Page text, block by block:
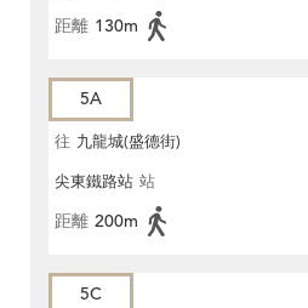
距離 130m
5A
往 九龍城(盛德街)
尖東鐵路站 站
距離 200m
5C